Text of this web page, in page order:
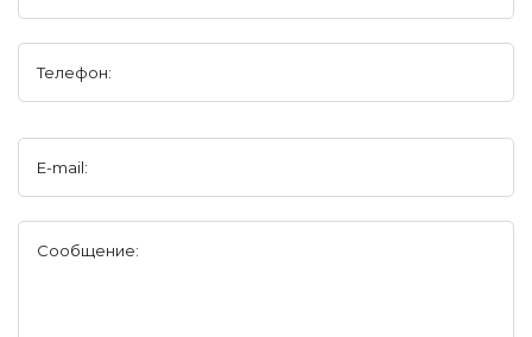
Телефон:
E-mail:
Сообщение: